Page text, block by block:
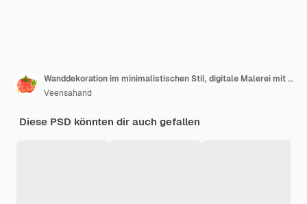
Wanddekoration im minimalistischen Stil, digitale Malerei mit abstrakten Formelementen und Blättern
Veensahand
Diese PSD könnten dir auch gefallen